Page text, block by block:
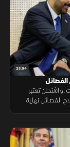
23:54
واشنطن تعتبر
الفصائل نهاية